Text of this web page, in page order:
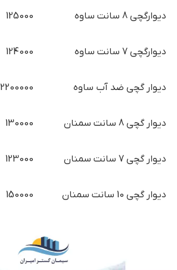
دیوارگچی 8 سانت ساوه
125000
دیوارگچی 7 سانت ساوه
124000
دیوار گچی ضد آب ساوه
2200000
دیوار گچی 8 سانت سمنان
130000
دیوار گچی 7 سانت سمنان
123000
دیوار گچی 10 سانت سمنان
150000